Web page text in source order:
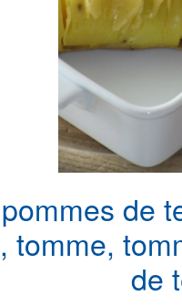
pommes de
,tomme,
de